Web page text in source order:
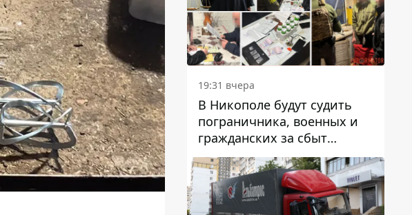
19:31 вчера
В Никополе будут судить
пограничника, военных и
гражданских за сбыт
психотропов